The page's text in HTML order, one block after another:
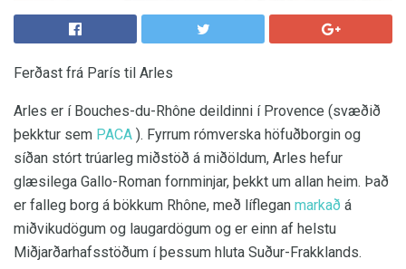
Ferðast frá París til Arles
Arles er í Bouches-du-Rhône deildinni í Provence (svæðið
þekktur sem PACA ). Fyrrum rómverska höfuðborgin og
síðan stórt trúarleg miðstöð á miðöldum, Arles hefur
glæsilega Gallo-Roman fornminjar, þekkt um allan heim. Það
er falleg borg á bökkum Rhône, með líflegan markað á
miðvikudögum og laugardögum og er einn af helstu
Miðjarðarhafsstöðum í þessum hluta Suður-Frakklands.